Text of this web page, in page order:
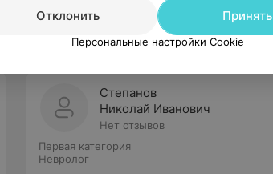
Степанов
Николай Иванович
Нет отзывов
Первая категория
Невролог
Отклонить
Принять
Персональные настройки Cookie